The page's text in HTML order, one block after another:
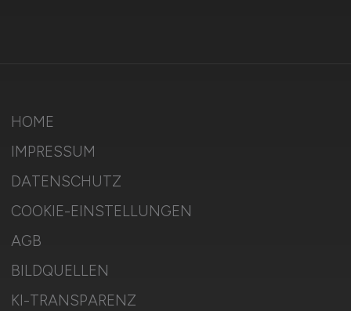
HOME
IMPRESSUM
DATENSCHUTZ
COOKIE-EINSTELLUNGEN
AGB
BILDQUELLEN
KI-TRANSPARENZ